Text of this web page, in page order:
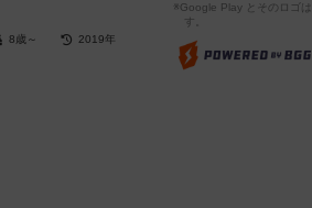
8歳～ 2019年
※Google Play とそのロゴ
す。